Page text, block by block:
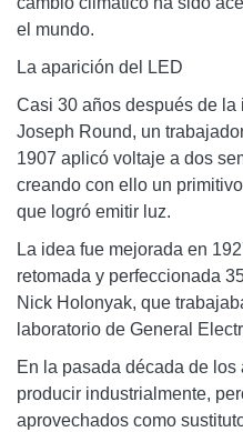
el mundo.
La aparición del LED
Casi 30 años después de
Joseph Round, un
1907 aplicó voltaje a dos
creando con ello un
que logró emitir luz.
La idea fue mejorada en
retomada y perfeccionada
Nick Holonyak, que
laboratorio de General
En la pasada década de
producir industrialmente,
aprovechados como